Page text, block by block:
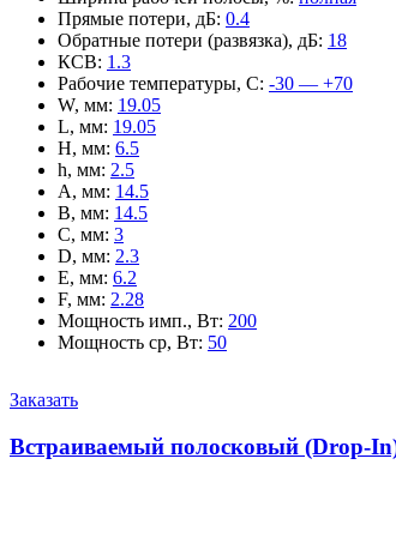
Прямые потери, дБ: 0.4
Обратные потери (развязка), дБ: 18
КСВ: 1.3
Рабочие температуры, С: -30 — +70
W, мм: 19.05
L, мм: 19.05
H, мм: 6.5
h, мм: 2.5
A, мм: 14.5
B, мм: 14.5
C, мм: 3
D, мм: 2.3
E, мм: 6.2
F, мм: 2.28
Мощность имп., Вт: 200
Мощность ср, Вт: 50
Заказать
Встраиваемый полосковый (Drop-